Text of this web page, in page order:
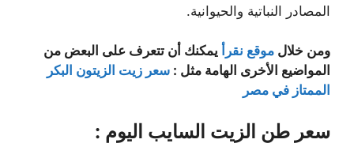
المصادر النباتية والحيوانية.
ومن خلال موقع نقرأ
يمكنك أن تتعرف على البعض من
المواضيع الأخرى الهامة مثل : سعر زيت الزيتون البكر
الممتاز في مصر
سعر طن الزيت السايب اليوم :